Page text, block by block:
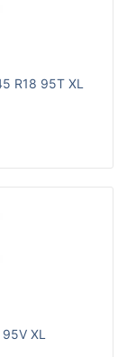
R18 95T XL
XL